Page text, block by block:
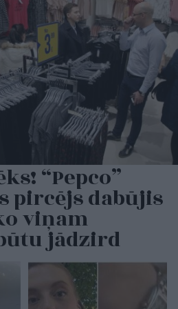
“Pepco”
pircējs dabūjis
viņam
jādzird